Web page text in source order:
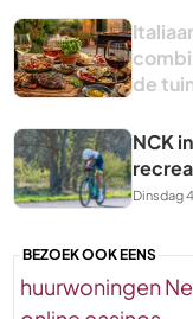
de
NCK
Dinsdag
BEZOEK OOK EENS
huurwoningen